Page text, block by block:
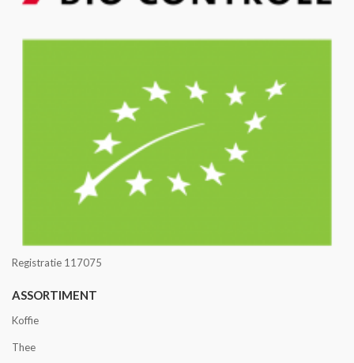
Registratie 117075
ASSORTIMENT
Koffie
Thee